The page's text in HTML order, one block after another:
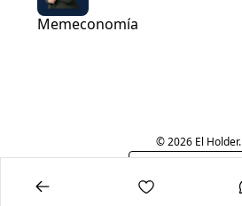
Memeconomía
© 2026 El Holder.